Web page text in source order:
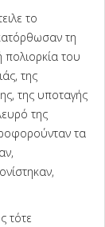
το
τη
του
της
της υποταγής
της
τα
τότε